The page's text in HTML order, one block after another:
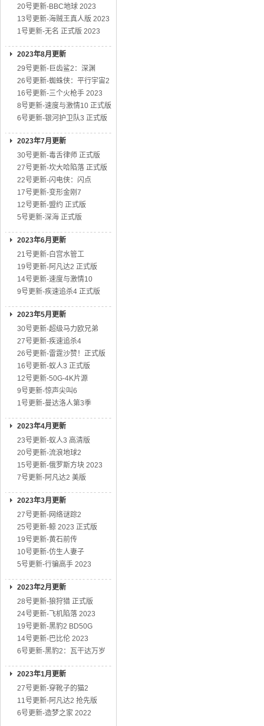
20号更新-BBC地球 2023
13号更新-海贼王真人版 2023
1号更新-无名 正式版 2023
2023年8月更新
29号更新-巨齿鲨2：深渊
26号更新-蜘蛛侠：平行宇宙2
16号更新-三个火枪手 2023
8号更新-速度与激情10 正式版
6号更新-银河护卫队3 正式版
2023年7月更新
30号更新-毒舌律师 正式版
27号更新-坎大哈陷落 正式版
22号更新-闪电侠：闪点
17号更新-变形金刚7
12号更新-盟约 正式版
5号更新-深海 正式版
2023年6月更新
21号更新-白宫水管工
19号更新-阿凡达2 正式版
14号更新-速度与激情10
9号更新-疾速追杀4 正式版
2023年5月更新
30号更新-超级马力欧兄弟
27号更新-疾速追杀4
26号更新-雷霆沙赞！正式版
16号更新-蚁人3 正式版
12号更新-50G-4K片源
9号更新-惊声尖叫6
1号更新-曼达洛人第3季
2023年4月更新
23号更新-蚁人3 高清版
20号更新-流浪地球2
15号更新-俄罗斯方块 2023
7号更新-阿凡达2 美版
2023年3月更新
27号更新-网络谜踪2
25号更新-鲸 2023 正式版
19号更新-黄石前传
10号更新-仿生人妻子
5号更新-行骗高手 2023
2023年2月更新
28号更新-狼狩猎 正式版
24号更新-飞机陷落 2023
19号更新-黑豹2 BD50G
14号更新-巴比伦 2023
6号更新-黑豹2：瓦干达万岁
2023年1月更新
27号更新-穿靴子的猫2
11号更新-阿凡达2 抢先版
6号更新-造梦之家 2022